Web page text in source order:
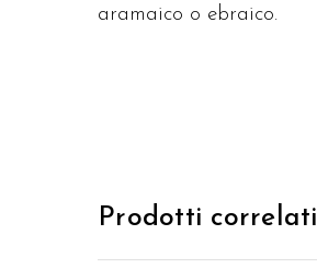
aramaico o ebraico.
Prodotti correlati